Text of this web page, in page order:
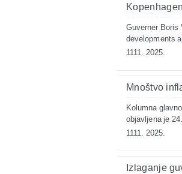
Guverner Boris
developments
1111. 2025.
Mnoštvo
Kolumna
objavljena je
1111. 2025.
Izlaganje